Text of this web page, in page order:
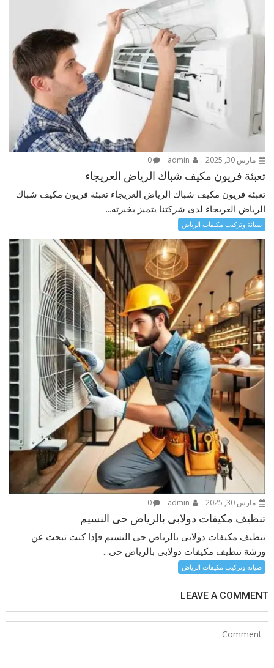
مارس 30, 2025 0
تعبئة فريون مكيف شباك الرياض العريجاء
تعبئة فريون مكيف شباك الرياض العريجاء تعبئة فريون مكيف شباك
الرياض العريجاء لدى شركتنا يتميز بخبرته...
صيانة وتركيب مكيفات الرياض
مارس 30, 2025 0
تنظيف مكيفات دولابى بالرياض حى النسيم
تنظيف مكيفات دولابى بالرياض حى النسيم فإذا كنت تبحث عن
ورشة تنظيف مكيفات دولابى بالرياض حى...
صيانة وتركيب مكيفات الرياض
LEAVE A COMMENT